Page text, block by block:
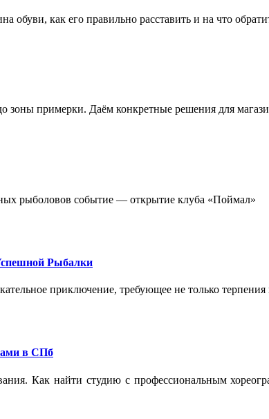
обуви, как его правильно расставить и на что
зоны примерки. Даём конкретные решения для
рыболовов событие — открытие клуба «Поймал»
Рыбалки
приключение, требующее не только
в СПб
Как найти студию с профессиональным